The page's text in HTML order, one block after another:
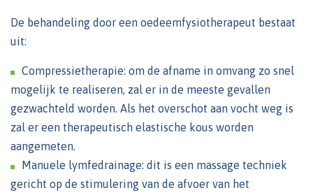
De behandeling door een oedeemfysiotherapeut bestaat
uit:
Compressietherapie: om de afname in omvang zo snel
mogelijk te realiseren, zal er in de meeste gevallen
gezwachteld worden. Als het overschot aan vocht weg is
zal er een therapeutisch elastische kous worden
aangemeten.
Manuele lymfedrainage: dit is een massage techniek
gericht op de stimulering van de afvoer van het